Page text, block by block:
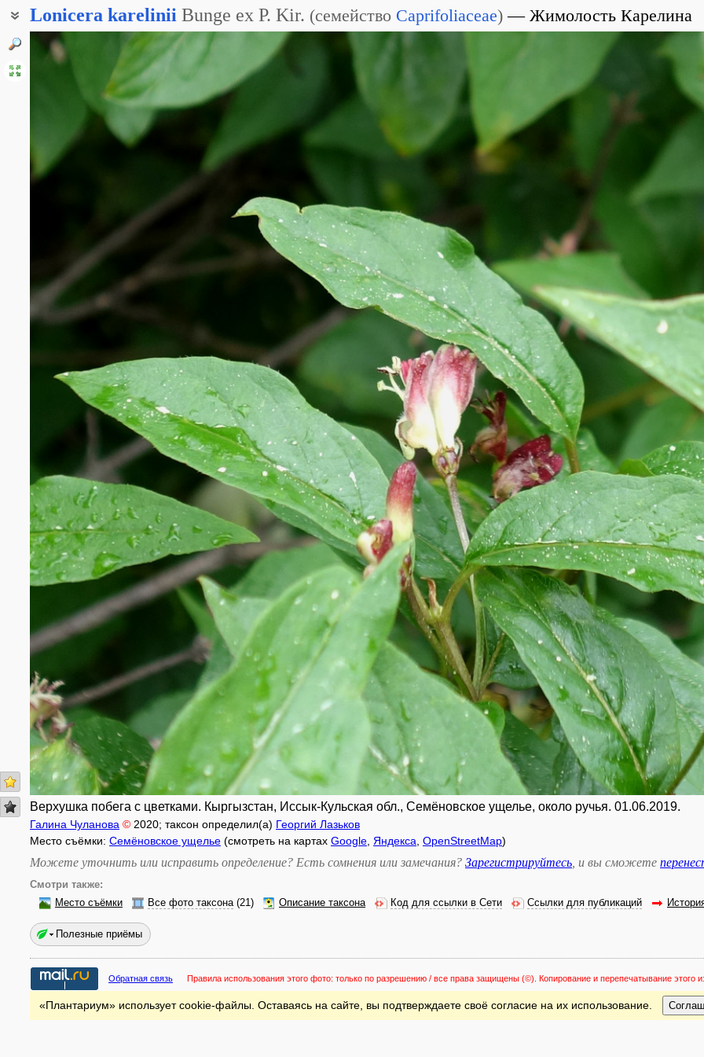
Lonicera karelinii Bunge ex P. Kir. (семейство Caprifoliaceae) Жимолость Карелина
Жимолость разнолистная
Верхушка побега с цветками. Кыргызстан, Иссык-Кульская обл., Семёновское ущелье, около ручья. 01.06.2019.
Галина Чуланова © 2020; таксон определил(а) Георгий Лазьков
Место съёмки: Семёновское ущелье (смотреть на картах Google Яндекса OpenStreetMap)
Можете уточнить или исправить определение? Есть сомнения или замечания? Зарегистрируйтесь , и вы сможете
Смотри также:
Место съёмки
Все фото таксона(21) Описание таксона Код для ссылки в Сети Ссылки для публикаций
Полезные приёмы
Обратная связь Правила использования этого фото: только по разрешению / все права защищены (©). Копирование и перепечатывание
«Плантариум» использует cookie-файлы. Оставаясь на сайте, вы подтверждаете своё согласие на их использование.